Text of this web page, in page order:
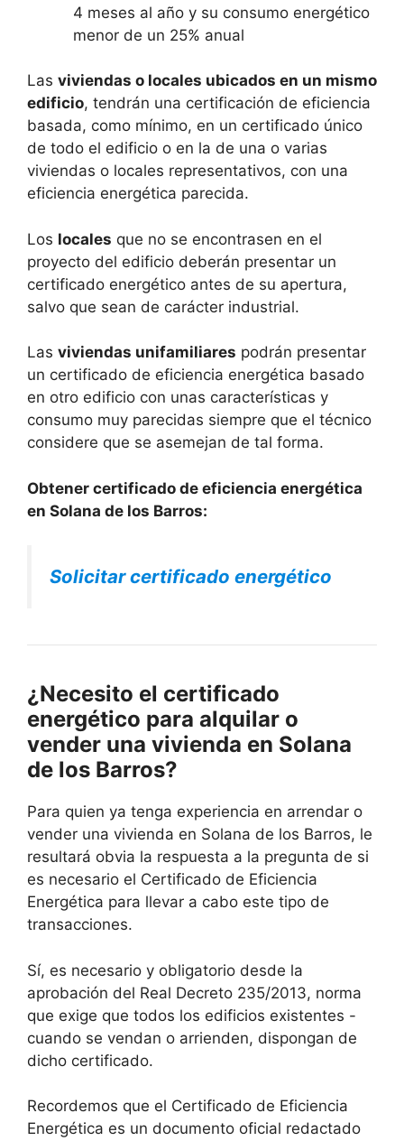
4 meses al año y su consumo energético
menor de un 25% anual
Las viviendas o locales ubicados en un mismo
edificio, tendrán una certificación de eficiencia
basada, como mínimo, en un certificado único
de todo el edificio o en la de una o varias
viviendas o locales representativos, con una
eficiencia energética parecida.
Los locales que no se encontrasen en el
proyecto del edificio deberán presentar un
certificado energético antes de su apertura,
salvo que sean de carácter industrial.
Las viviendas unifamiliares podrán presentar
un certificado de eficiencia energética basado
en otro edificio con unas características y
consumo muy parecidas siempre que el técnico
considere que se asemejan de tal forma.
Obtener certificado de eficiencia energética
en Solana de los Barros:
Solicitar certificado energético
¿Necesito el certificado
energético para alquilar o
vender una vivienda en Solana
de los Barros?
Para quien ya tenga experiencia en arrendar o
vender una vivienda en Solana de los Barros, le
resultará obvia la respuesta a la pregunta de si
es necesario el Certificado de Eficiencia
Energética para llevar a cabo este tipo de
transacciones.
Sí, es necesario y obligatorio desde la
aprobación del Real Decreto 235/2013, norma
que exige que todos los edificios existentes -
cuando se vendan o arrienden, dispongan de
dicho certificado.
Recordemos que el Certificado de Eficiencia
Energética es un documento oficial redactado